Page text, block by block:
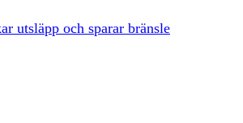
utsläpp och sparar bränsle